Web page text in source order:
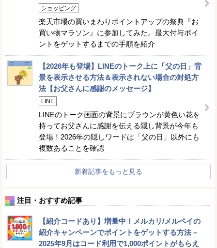
ショッピング
楽天市場の買いまわりポイントアップの祭典『お
買い物マラソン』に参加してみた。最大付与ポイ
ントをゲットするまでの手順を紹介
【2026年も登場】LINEのトーク上に「父の日」背
景を表示させる方法＆表示されない場合の対処方
法【お父さんに感謝のメッセージ】
LINE
LINEのトーク画面の背景にブラウンが黄色い花を
持ってお父さんに感謝を伝える隠し背景が今年も
登場！2026年の隠しワードは「父の日」以外にも
複数あることを確認
新着記事をもっと見る
注目・おすすめ記事
【紹介コードあり】増量中！メルカリ/メルペイの
紹介キャンペーンでポイントをゲットする方法 –
2025年9月はコード利用で1,000ポイントがもらえ